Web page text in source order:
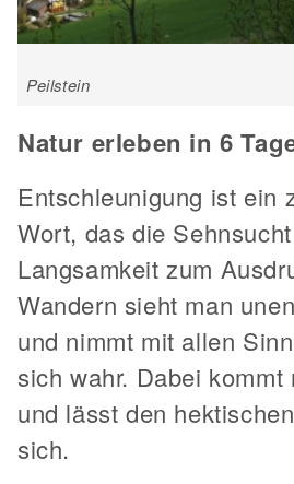
Peilstein
Natur erleben in 6
Entschleunigung ist ein
Wort, das die
Langsamkeit zum
Wandern sieht man
und nimmt mit allen
sich wahr. Dabei kommt
und lässt den
sich.